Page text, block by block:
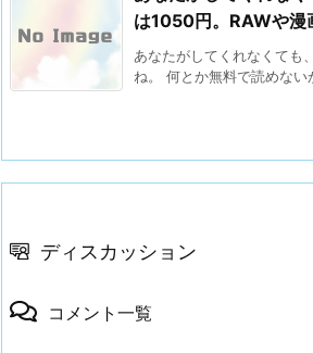
は1050円。RAWや漫
あなたがしてくれなくても
ね。 何とか無料で読めない
ディスカッション
コメント一覧